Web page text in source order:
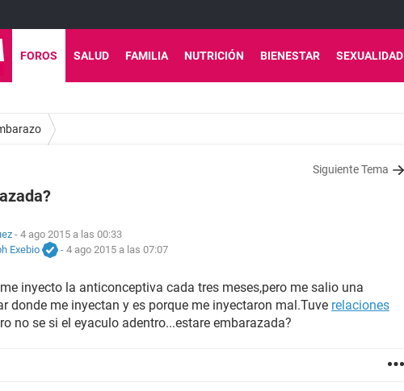
FOROS SALUD FAMILIA NUTRICIÓN BIENESTAR SEXUALIDAD
Siguiente Tema
- 4 ago 2015 a las 00:33
Exebio
- 4 ago 2015 a las 07:07
inyecto la anticonceptiva cada tres meses,pero me salio una
donde me inyectan y es porque me inyectaron mal.Tuve relaciones
no se si el eyaculo adentro...estare embarazada?